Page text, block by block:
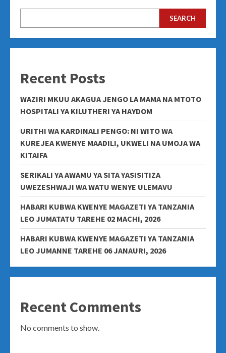
SEARCH
Recent Posts
WAZIRI MKUU AKAGUA JENGO LA MAMA NA MTOTO
HOSPITALI YA KILUTHERI YA HAYDOM
URITHI WA KARDINALI PENGO: NI WITO WA
KUREJEA KWENYE MAADILI, UKWELI NA UMOJA WA
KITAIFA
SERIKALI YA AWAMU YA SITA YASISITIZA
UWEZESHWAJI WA WATU WENYE ULEMAVU
HABARI KUBWA KWENYE MAGAZETI YA TANZANIA
LEO JUMATATU TAREHE 02 MACHI, 2026
HABARI KUBWA KWENYE MAGAZETI YA TANZANIA
LEO JUMANNE TAREHE 06 JANAURI, 2026
Recent Comments
No comments to show.